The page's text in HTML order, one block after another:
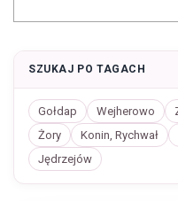
SZUKAJ PO TAGACH
Gołdap Wejherowo
Żory
Konin, Rychwał
Jędrzejów